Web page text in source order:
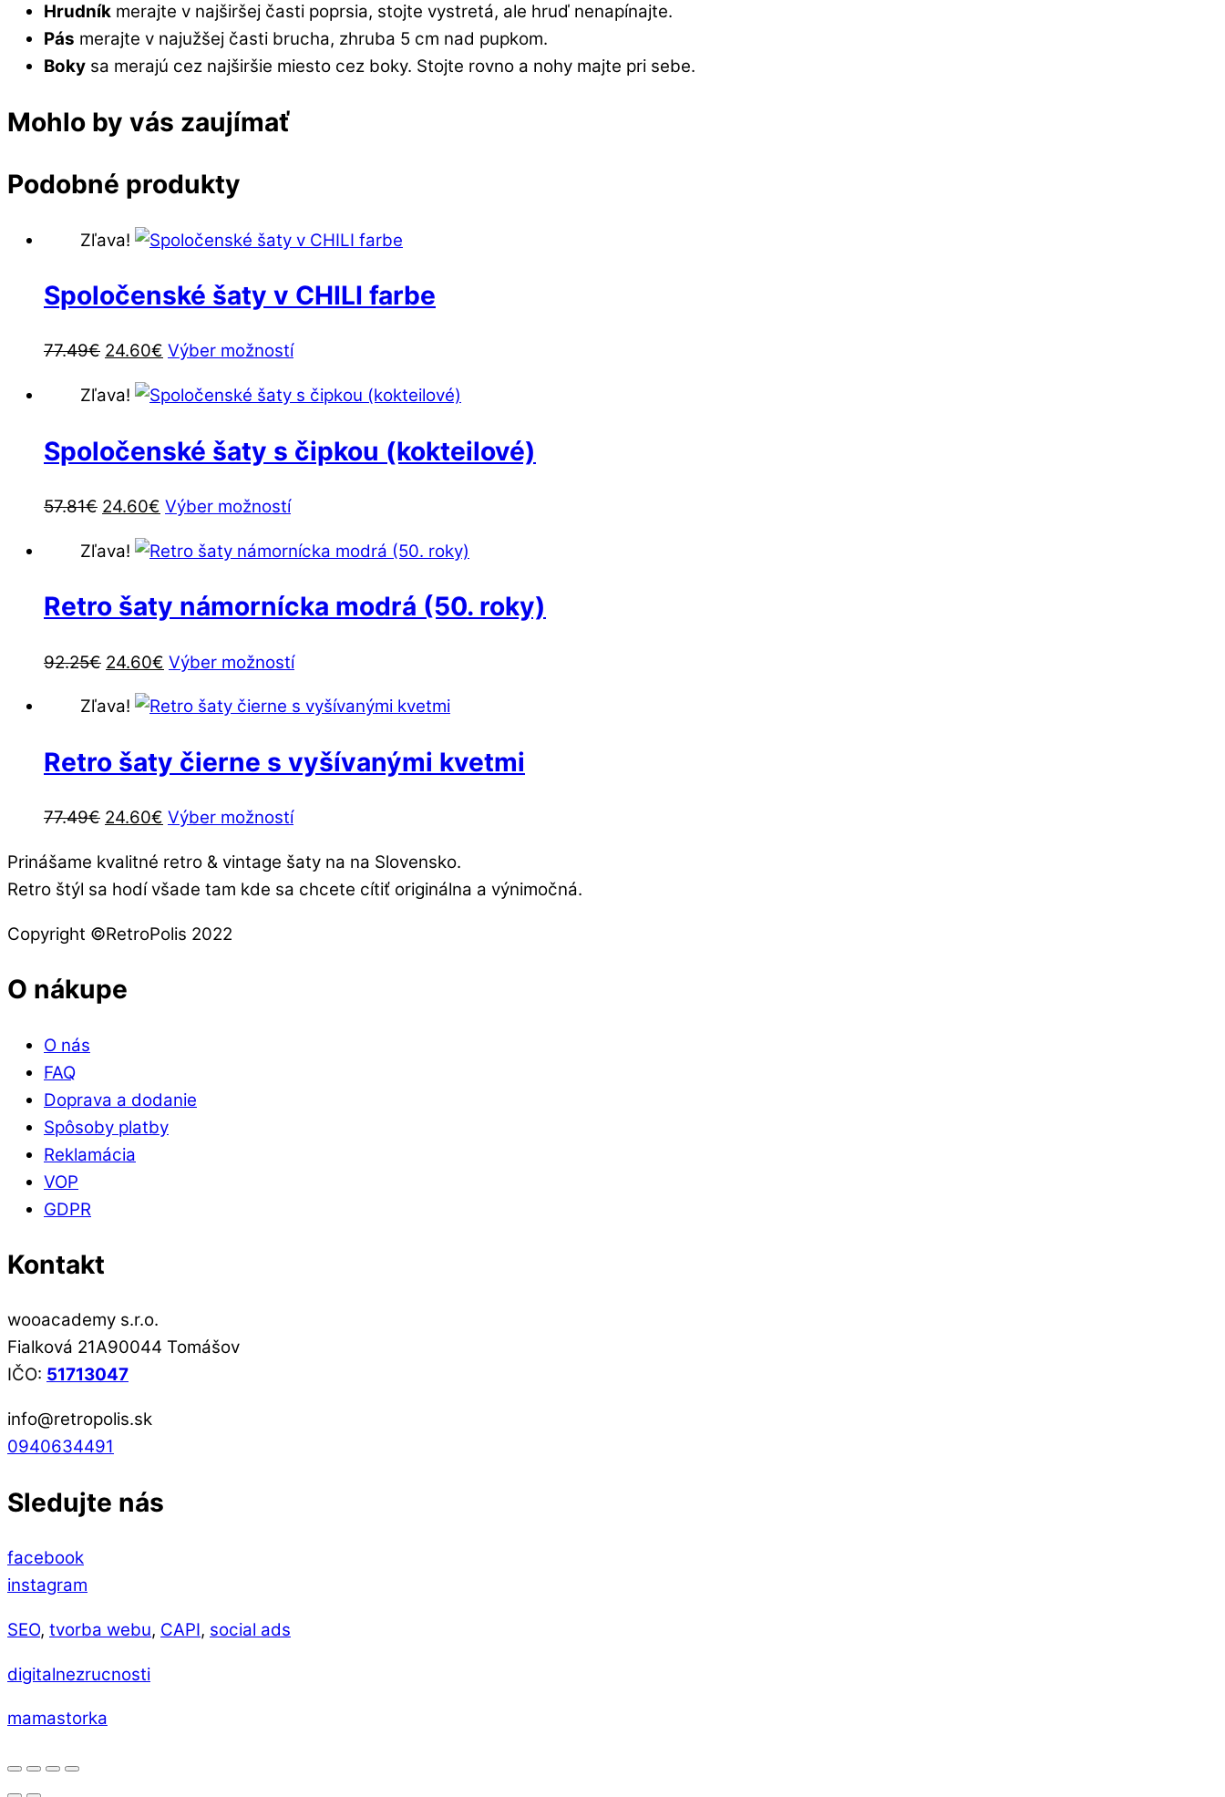
Hrudník merajte v najširšej časti poprsia, stojte vystretá, ale hruď nenapínajte.
Pás merajte v najužšej časti brucha, zhruba 5 cm nad pupkom.
Boky sa merajú cez najširšie miesto cez boky. Stojte rovno a nohy majte pri sebe.
Mohlo by vás zaujímať
Podobné produkty
Zľava!
Spoločenské šaty v CHILI farbe
77.49€ Pôvodná
cena
bola:
24.60€ Aktuálna
je:
Výber možnostíTento
má
variantov.
môžete
na
stránke
produktu.
Zľava!
Spoločenské šaty s čipkou (kokteilové)
57.81€ Pôvodná
cena
bola:
24.60€ Aktuálna
je:
Výber možnostíTento
má
variantov.
si
môžete
na
stránke
produktu.
Zľava!
Retro šaty námornícka modrá (50. roky)
92.25€ Pôvodná
cena
bola:
24.60€ Aktuálna
je:
Výber možnostíTento
má
variantov.
môžete
vybrať
Zľava!
Retro šaty čierne s vyšívanými kvetmi
77.49€ Pôvodná
bola:
77.49€.
24.60€ Aktuálna
je:
24.60€.
Výber možnostíTento
má
viacero
Prinášame kvalitné retro & vintage šaty na na Slovensko.
Retro štýl sa hodí všade tam kde sa chcete cítiť originálna a výnimočná.
Copyright ©️RetroPolis 2022
O nákupe
O nás
FAQ
Doprava a dodanie
Spôsoby platby
Reklamácia
VOP
GDPR
Kontakt
wooacademy s.r.o.
Fialková 21A90044 Tomášov
IČO: 51713047
info@retropolis.sk
0940634491
Sledujte nás
facebook
instagram
SEO, tvorba webu, CAPI, social ads
digitalnezrucnosti
mamastorka